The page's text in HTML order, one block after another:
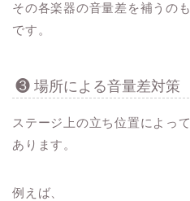
その各楽器の音量差を補うの
です。
❸ 場所による音量差対策
ステージ上の立ち位置によっ
あります。
例えば、